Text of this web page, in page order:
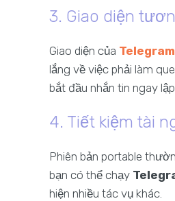
3. Giao diện
Giao diện của
lắng về việc phải làm
bắt đầu nhắn tin ngay
4. Tiết kiệm tài
Phiên bản portable
bạn có thể chạy
hiện nhiều tác vụ khác.